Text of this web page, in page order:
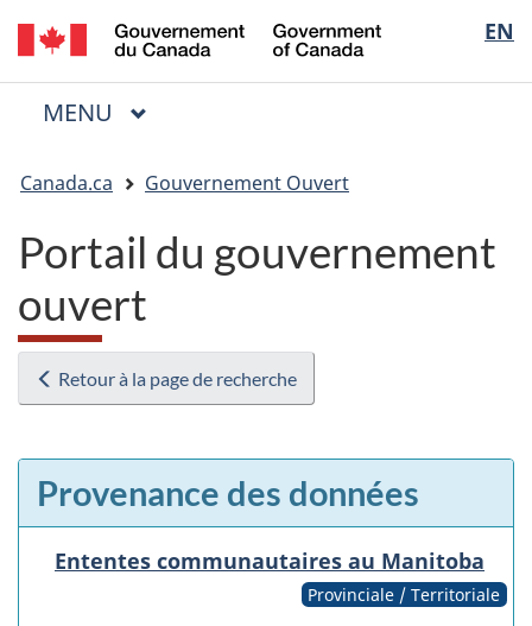
Passer
au
contenu
Passer
à
« Au
Passer
à
la
EN
of
Menu
MENU PRINCIPAL
êtes
ici
Canada.ca Gouvernement Ouvert
Portail du gouvernement
ouvert
Retour à la page de recherche
Provenance des données
Ententes communautaires au Manitoba
Provinciale / Territoriale